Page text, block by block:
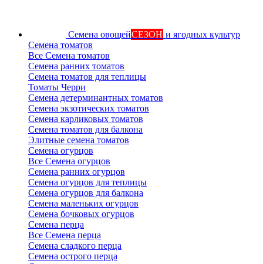
Семена овощейСЕЗОН и ягодных культур
Семена томатов
Все Семена томатов
Семена ранних томатов
Семена томатов для теплицы
Томаты Черри
Семена детерминантных томатов
Семена экзотических томатов
Семена карликовых томатов
Семена томатов для балкона
Элитные семена томатов
Семена огурцов
Все Семена огурцов
Семена ранних огурцов
Семена огурцов для теплицы
Семена огурцов для балкона
Семена маленьких огурцов
Семена бочковых огурцов
Семена перца
Все Семена перца
Семена сладкого перца
Семена острого перца